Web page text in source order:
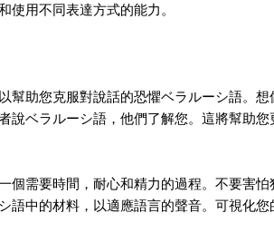
使用不同表達方式的能力。
幫助您克服對說話的恐懼ベラルーシ語。想
說ベラルーシ語，他們了解您。這將幫助
個需要時間，耐心和精力的過程。不要害
語中的材料，以適應語言的聲音。可視化您